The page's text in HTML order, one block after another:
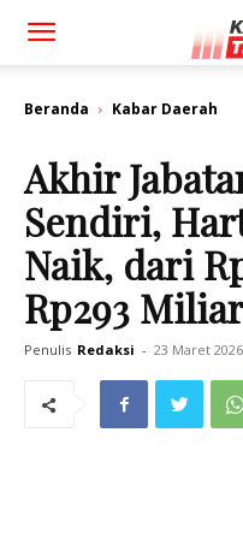
Beranda Kabar Daerah
Akhir
Sendiri,
Naik, dari
Rp293 Miliar
Penulis Redaksi - 23 Maret 2026